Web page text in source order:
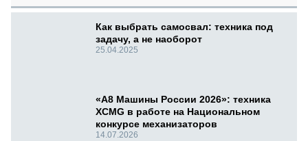
Как выбрать самосвал: техника под
задачу, а не наоборот
25.04.2025
«А8 Машины России 2026»: техника
XCMG в работе на Национальном
конкурсе механизаторов
14.07.2026